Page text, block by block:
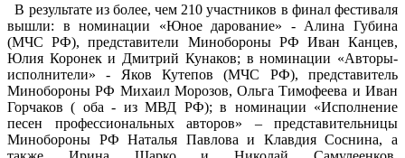
В результате из более, чем 210 участников в финал фестиваля
вышли: в номинации «Юное дарование» - Алина Губина
(МЧС РФ), представители Минобороны РФ Иван Канцев,
Юлия Коронек и Дмитрий Кунаков; в номинации «Авторы-
исполнители» - Яков Кутепов (МЧС РФ), представитель
Минобороны РФ Михаил Морозов, Ольга Тимофеева и Иван
Горчаков ( оба - из МВД РФ); в номинации «Исполнение
песен профессиональных авторов» – представительницы
Минобороны РФ Наталья Павлова и Клавдия Соснина, а